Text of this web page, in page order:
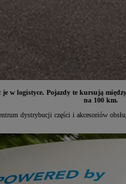
logistyce. Pojazdy te kursują
na 100 km.
dystrybucji części i akcesoriów